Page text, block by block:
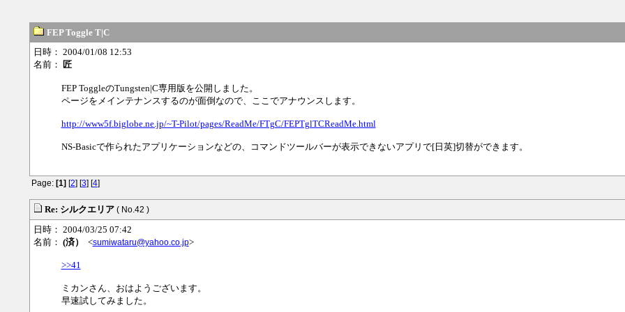
FEP Toggle T|C
日時： 2004/01/08 12:53
名前：
匠
FEP ToggleのTungsten|C専用版を公開しました。
ページをメインテナンスするのが面倒なので、ここでアナウンスします。
http://www5f.biglobe.ne.jp/~T-Pilot/pages/ReadMe/FTgC/FEPTglTCReadMe.html
NS-Basicで作られたアプリケーションなどの、コマンドツールバーが表示できないアプリで[日英]切替ができます。
Page: [1] [2] [3] [4]
Re: シルクエリア ( No.42 )
日時： 2004/03/25 07:42
名前： (済） <sumiwataru@yahoo.co.jp>
>>41
ミカンさん、おはようございます。
早速試してみました。